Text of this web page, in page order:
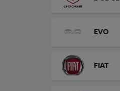
EVO
FIAT